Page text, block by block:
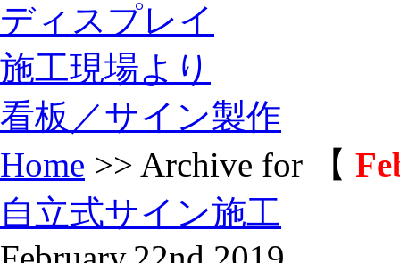
ディスプレイ
施工現場より
看板／サイン製作
Home >> Archive for 【
自立式サイン施工